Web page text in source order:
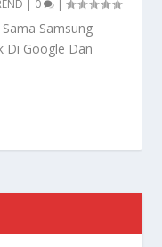
| 0 |
Samsung
Di Google Dan